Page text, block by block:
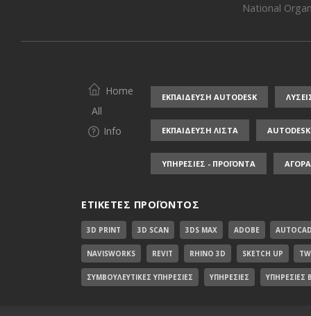
National
Home
All
Info
ΕΚΠΑΙΔΕΥΣΗ AUTODESK
ΕΚΠΑΙΔΕΥΣΗ ΛΙΣΤΑ
ΥΠΗΡΕΣΙΕΣ - ΠΡΟΪΟΝΤΑ
ΕΤΙΚΈΤΕΣ ΠΡΟΪΌΝΤΟΣ
3D PRINT 3D SCAN 3DS MAX ADOBE AUTOCAD
NAVISWORKS REVIT RHINO 3D SKETCH UP
ΣΥΜΒΟΥΛΕΥΤΙΚΈΣ ΥΠΗΡΕΣΊΕΣ ΥΠΗΡΕΣΊΕΣ ΥΠΗΡΕΣΊΕΣ